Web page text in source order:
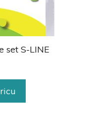
set S-LINE